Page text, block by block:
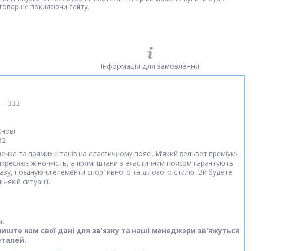
не покидаючи сайту.
Інформація для замовлення
та прямих штанів на еластичному поясі. М’який вельвет преміум-
жіночність, а прямі штани з еластичним поясом гарантують
поєднуючи елементи спортивного та ділового стилю. Ви будете
ситуації.
нам свої дані для зв'язку та наші менеджери зв'яжуться